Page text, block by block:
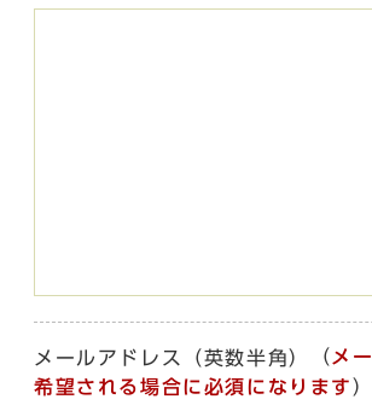
メールアドレス（英数半角） （ メ
希望される場合に必須になります ）